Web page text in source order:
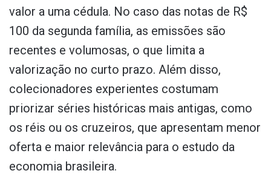
valor a uma cédula. No caso das notas de R$
100 da segunda família, as emissões são
recentes e volumosas, o que limita a
valorização no curto prazo. Além disso,
colecionadores experientes costumam
priorizar séries históricas mais antigas, como
os réis ou os cruzeiros, que apresentam menor
oferta e maior relevância para o estudo da
economia brasileira.